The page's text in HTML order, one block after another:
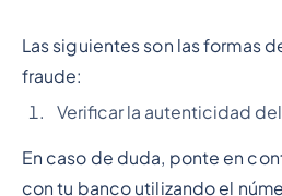
Las siguientes son las formas
fraude:
Verificar la autenticidad
En caso de duda, ponte en
con tu banco utilizando el